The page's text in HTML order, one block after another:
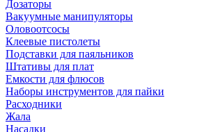
Дозаторы
Вакуумные манипуляторы
Оловоотсосы
Клеевые пистолеты
Подставки для паяльников
Штативы для плат
Емкости для флюсов
Наборы инструментов для пайки
Расходники
Жала
Насадки